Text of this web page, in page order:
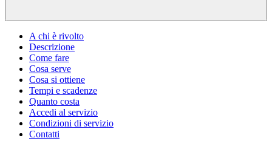
A chi è rivolto
Descrizione
Come fare
Cosa serve
Cosa si ottiene
Tempi e scadenze
Quanto costa
Accedi al servizio
Condizioni di servizio
Contatti